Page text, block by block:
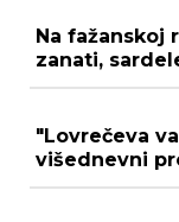
Na fažanskoj
zanati,
"Lovrečeva
višednevni